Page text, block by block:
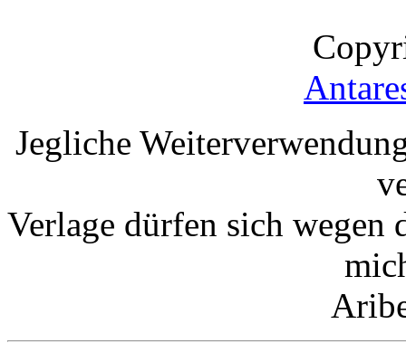
Jegliche
Verlage dürfen sich wegen